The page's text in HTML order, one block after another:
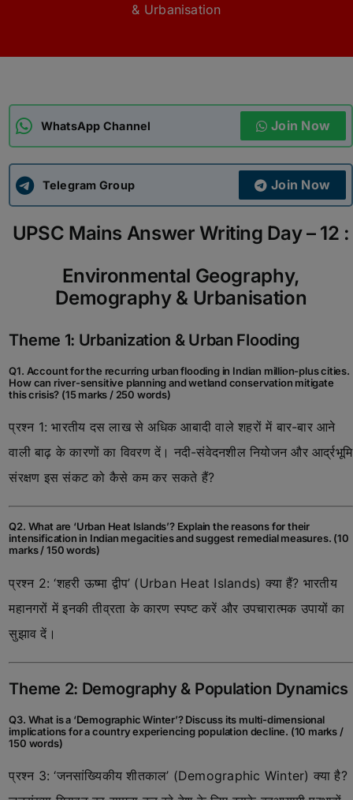
UPSC CSE
& Urbanisation
WhatsApp Channel Join Now
Telegram Group Join Now
UPSC Mains Answer Writing Day – 12 :
Environmental Geography,
Demography & Urbanisation
Theme 1: Urbanization & Urban Flooding
Q1. Account for the recurring urban flooding in Indian million-plus cities.
How can river-sensitive planning and wetland conservation mitigate
this crisis? (15 marks / 250 words)
प्रश्न 1: भारतीय दस लाख से अधिक आबादी वाले शहरों में बार-बार आने
वाली बाढ़ के कारणों का विवरण दें। नदी-संवेदनशील नियोजन और आर्द्रभूमि
संरक्षण इस संकट को कैसे कम कर सकते हैं?
Q2. What are ‘Urban Heat Islands’? Explain the reasons for their
intensification in Indian megacities and suggest remedial measures. (10
marks / 150 words)
प्रश्न 2: ‘शहरी ऊष्मा द्वीप’ (Urban Heat Islands) क्या हैं? भारतीय
महानगरों में इनकी तीव्रता के कारण स्पष्ट करें और उपचारात्मक उपायों का
सुझाव दें।
Theme 2: Demography & Population Dynamics
Q3. What is a ‘Demographic Winter’? Discuss its multi-dimensional
implications for a country experiencing population decline. (10 marks /
150 words)
प्रश्न 3: ‘जनसांख्यिकीय शीतकाल’ (Demographic Winter) क्या है?